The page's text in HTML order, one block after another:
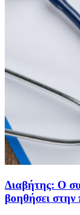
Διαβήτης: Ο
βοηθήσει